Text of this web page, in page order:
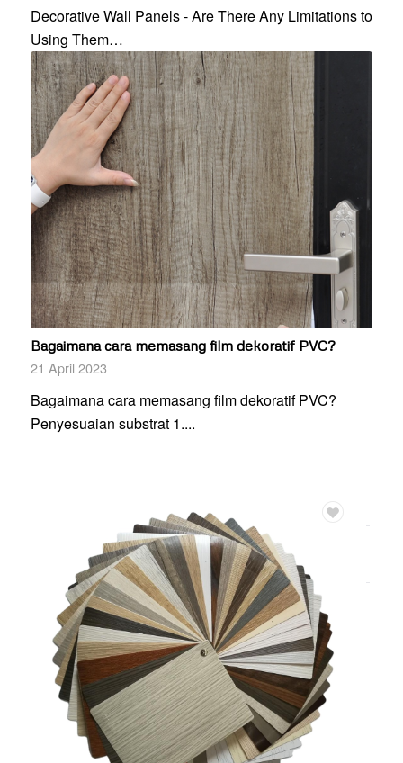
Decorative Wall Panels - Are There Any Limitations to
Using Them…
Bagaimana cara memasang film dekoratif PVC?
21 April 2023
Bagaimana cara memasang film dekoratif PVC?
Penyesuaian substrat 1....